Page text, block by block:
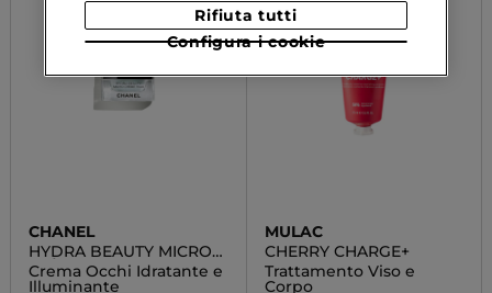
CHANEL
HYDRA BEAUTY MICRO
CRÈME YEUX
Crema Occhi Idratante e
Illuminante
MULAC
CHERRY CHARGE+
Trattamento Viso e
Corpo
Configura i cookie
Rifiuta tutti